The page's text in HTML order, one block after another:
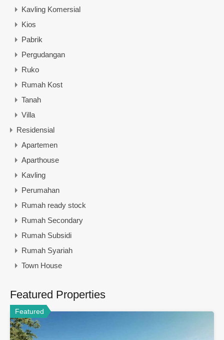
Kavling Komersial
Kios
Pabrik
Pergudangan
Ruko
Rumah Kost
Tanah
Villa
Residensial
Apartemen
Aparthouse
Kavling
Perumahan
Rumah ready stock
Rumah Secondary
Rumah Subsidi
Rumah Syariah
Town House
Featured Properties
Featured